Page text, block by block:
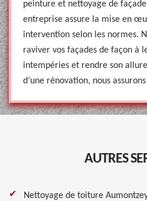
peinture et nettoyage de
entreprise assure la mise en
intervention selon les normes.
raviver vos façades de façon à
intempéries et rendre son allure
d’une rénovation, nous
AUTRES
Nettoyage de toiture